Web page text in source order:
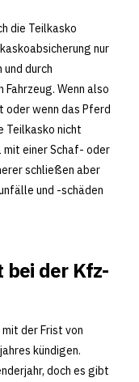
die Teilkasko
nur
und durch
Wenn also
oder wenn das Pferd
Teilkasko nicht
einer Schaf- oder
schließen aber
und -schäden
der Kfz-
der Frist von
kündigen.
doch es gibt